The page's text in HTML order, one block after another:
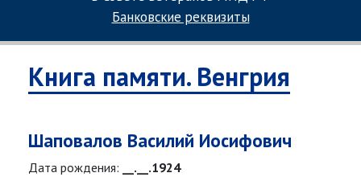
Банковские реквизиты
Книга памяти. Венгрия
Шаповалов Василий Иосифович
Дата рождения:
__.__.1924